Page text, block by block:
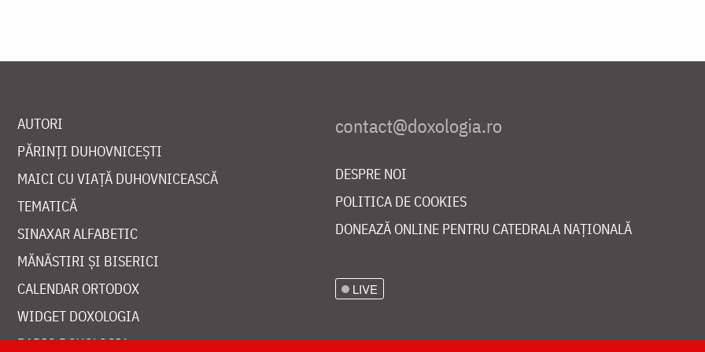
AUTORI
PĂRINȚI DUHOVNICEȘTI
MAICI CU VIAȚĂ DUHOVNICEASCĂ
TEMATICĂ
SINAXAR ALFABETIC
MĂNĂSTIRI ȘI BISERICI
CALENDAR ORTODOX
WIDGET DOXOLOGIA
RADIO DOXOLOGIA
DESPRE NOI
POLITICA DE COOKIES
DONEAZĂ ONLINE PENTRU CATEDRALA NAȚIONALĂ
LIVE